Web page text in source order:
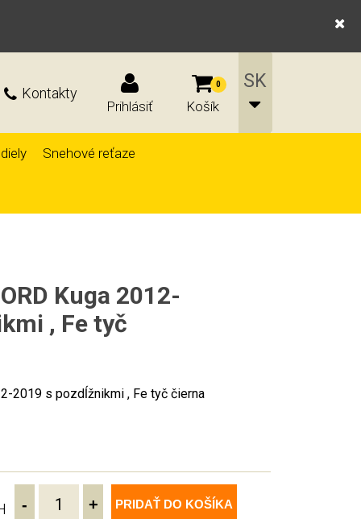
Kontakty
Prihlásiť
0
Košík
Snehové reťaze
Kuga 2012-
, Fe tyč
2019 s pozdĺžnikmi , Fe tyč čierna
- + PRIDAŤ DO KOŠÍKA